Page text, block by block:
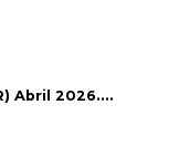
Abril 2026....